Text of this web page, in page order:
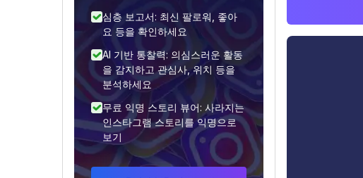
심층 보고서: 최신 팔로워, 좋아
요 등을 확인하세요
AI 기반 통찰력: 의심스러운 활동
을 감지하고 관심사, 위치 등을
분석하세요
무료 익명 스토리 뷰어: 사라지는
인스타그램 스토리를 익명으로
보기